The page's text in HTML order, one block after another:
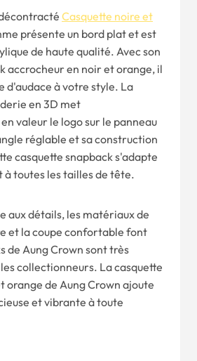
Casquette noire et
présente un bord plat et est
de haute qualité. Avec son
accrocheur en noir et orange, il
d'audace à votre style. La
en 3D met
valeur le logo sur le panneau
réglable et sa construction
casquette snapback s'adapte
toutes les tailles de tête.
aux détails, les matériaux de
et la coupe confortable font
de Aung Crown sont très
collectionneurs. La casquette
orange de Aung Crown ajoute
et vibrante à toute